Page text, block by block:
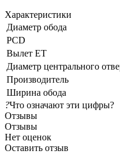
Характеристики
Диаметр обода
PCD
Вылет ET
Диаметр центрального
Производитель
Ширина обода
?Что означают эти цифры?
Отзывы
Отзывы
Нет оценок
Оставить отзыв